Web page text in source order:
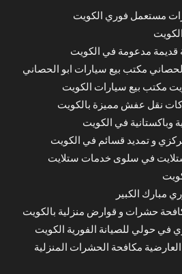
مستعمل فوري الكويت
مدعومة في الكويت
مكتب بيع سيارات ابو الحصاني
مكتب بيع سيارات الكويت
نقل عفش مميزة بالكويت
في الكويت
و تمديد قسائم في الكويت
في سلوى خدمات ستلايت
مبارك الكبير
حشرات و قوارض منزلية بالكويت
حولي للصيانة الفورية الكويت
مكافحة الحشرات المنزلية